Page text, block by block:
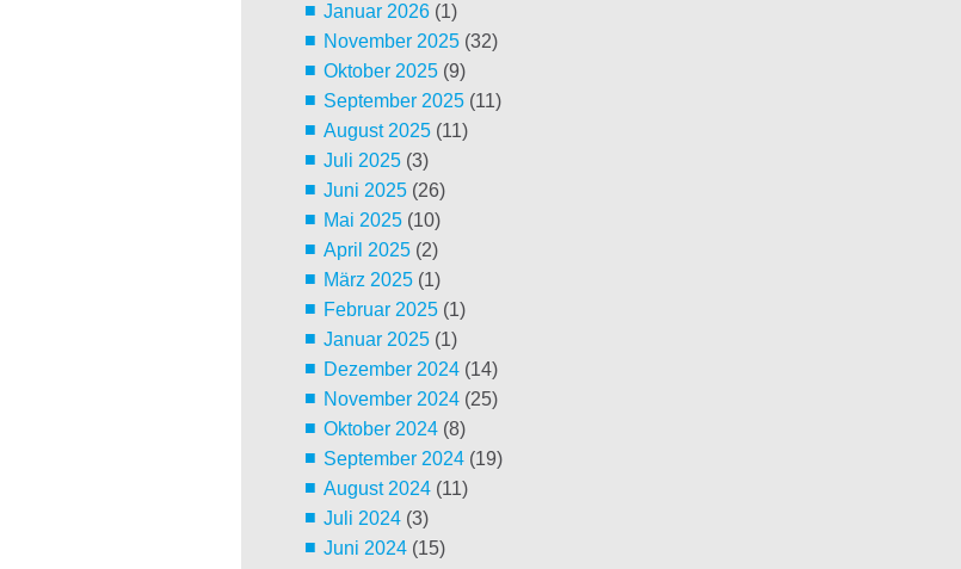
Januar 2026(1)
November 2025(32)
Oktober 2025(9)
September 2025(11)
August 2025(11)
Juli 2025(3)
Juni 2025(26)
Mai 2025(10)
April 2025(2)
März 2025(1)
Februar 2025(1)
Januar 2025(1)
Dezember 2024(14)
November 2024(25)
Oktober 2024(8)
September 2024(19)
August 2024(11)
Juli 2024(3)
Juni 2024(15)